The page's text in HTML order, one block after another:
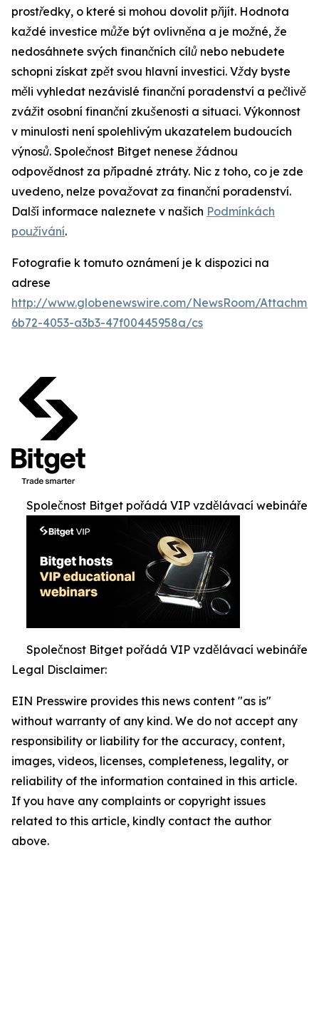
prostředky, o které si mohou dovolit přijít. Hodnota
každé investice může být ovlivněna a je možné, že
nedosáhnete svých finančních cílů nebo nebudete
schopni získat zpět svou hlavní investici. Vždy byste
měli vyhledat nezávislé finanční poradenství a pečlivě
zvážit osobní finanční zkušenosti a situaci. Výkonnost
v minulosti není spolehlivým ukazatelem budoucích
výnosů. Společnost Bitget nenese žádnou
odpovědnost za případné ztráty. Nic z toho, co je zde
uvedeno, nelze považovat za finanční poradenství.
Další informace naleznete v našich Podmínkách
používání.
Fotografie k tomuto oznámení je k dispozici na
adrese
http://www.globenewswire.com/NewsRoom/
6b72-4053-a3b3-47f00445958a/cs
Společnost Bitget pořádá VIP vzdělávací webináře
Společnost Bitget pořádá VIP vzdělávací webináře
Legal Disclaimer:
EIN Presswire provides this news content "as is"
without warranty of any kind. We do not accept any
responsibility or liability for the accuracy, content,
images, videos, licenses, completeness, legality, or
reliability of the information contained in this article.
If you have any complaints or copyright issues
related to this article, kindly contact the author
above.